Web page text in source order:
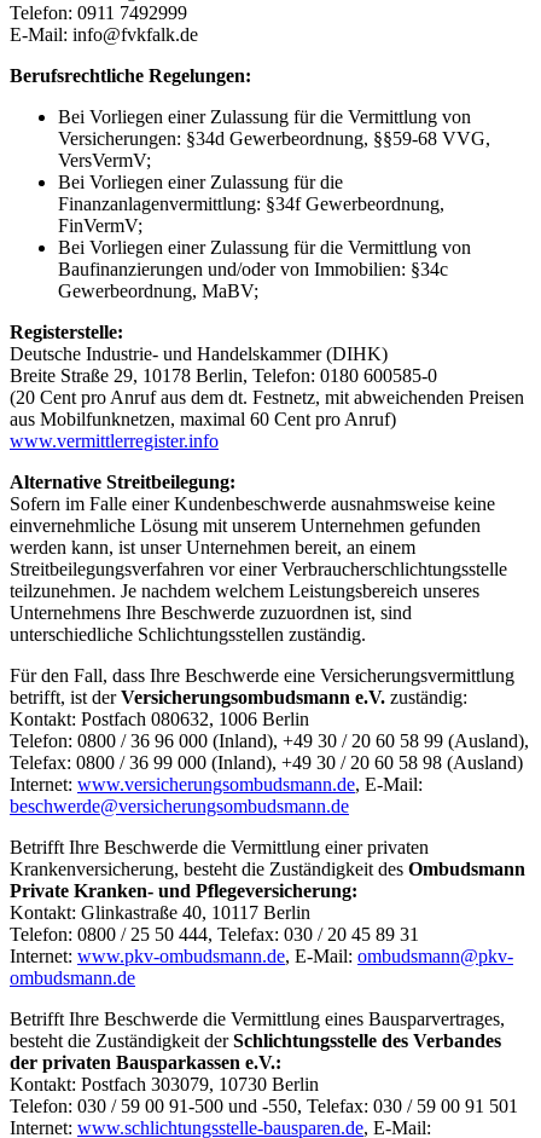
Telefon: 0911 7492999
E-Mail: info@fvkfalk.de
Berufsrechtliche Regelungen:
Bei Vorliegen einer Zulassung für die Vermittlung von
Versicherungen: §34d Gewerbeordnung, §§59-68 VVG,
VersVermV;
Bei Vorliegen einer Zulassung für die
Finanzanlagenvermittlung: §34f Gewerbeordnung,
FinVermV;
Bei Vorliegen einer Zulassung für die Vermittlung von
Baufinanzierungen und/oder von Immobilien: §34c
Gewerbeordnung, MaBV;
Registerstelle:
Deutsche Industrie- und Handelskammer (DIHK)
Breite Straße 29, 10178 Berlin, Telefon: 0180 600585-0
(20 Cent pro Anruf aus dem dt. Festnetz, mit abweichenden Preisen
aus Mobilfunknetzen, maximal 60 Cent pro Anruf)
www.vermittlerregister.info
Alternative Streitbeilegung:
Sofern im Falle einer Kundenbeschwerde ausnahmsweise keine
einvernehmliche Lösung mit unserem Unternehmen gefunden
werden kann, ist unser Unternehmen bereit, an einem
Streitbeilegungsverfahren vor einer Verbraucherschlichtungsstelle
teilzunehmen. Je nachdem welchem Leistungsbereich unseres
Unternehmens Ihre Beschwerde zuzuordnen ist, sind
unterschiedliche Schlichtungsstellen zuständig.
Für den Fall, dass Ihre Beschwerde eine Versicherungsvermittlung
betrifft, ist derVersicherungsombudsmann e.V. zuständig:
Kontakt: Postfach 080632, 1006 Berlin
Telefon: 0800 / 36 96 000 (Inland), +49 30 / 20 60 58 99 (Ausland),
Telefax: 0800 / 36 99 000 (Inland), +49 30 / 20 60 58 98 (Ausland)
Internet: www.versicherungsombudsmann.de, E-Mail:
beschwerde@versicherungsombudsmann.de
Betrifft Ihre Beschwerde die Vermittlung einer privaten
Krankenversicherung, besteht die Zuständigkeit des Ombudsmann
Private Kranken- und Pflegeversicherung:
Kontakt: Glinkastraße 40, 10117 Berlin
Telefon: 0800 / 25 50 444, Telefax: 030 / 20 45 89 31
Internet: www.pkv-ombudsmann.de, E-Mail: ombudsmann@pkv-
ombudsmann.de
Betrifft Ihre Beschwerde die Vermittlung eines Bausparvertrages,
besteht die Zuständigkeit derSchlichtungsstelle des Verbandes
der privaten Bausparkassen e.V.:
Kontakt: Postfach 303079, 10730 Berlin
Telefon: 030 / 59 00 91-500 und -550, Telefax: 030 / 59 00 91 501
Internet: www.schlichtungsstelle-bausparen.de, E-Mail: